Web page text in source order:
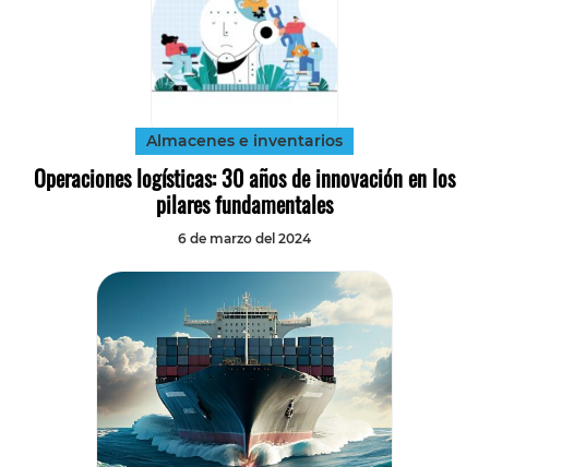
Almacenes e inventarios
Operaciones logísticas: 30 años de innovación en los
pilares fundamentales
6 de marzo del 2024